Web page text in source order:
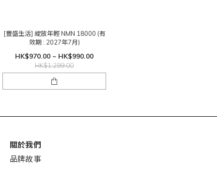
[豐盛生活] 綻放年輕 NMN 18000 (有
效期 : 2027年7月)
HK$970.00 ~ HK$990.00
HK$1,299.00
關於我們
品牌故事